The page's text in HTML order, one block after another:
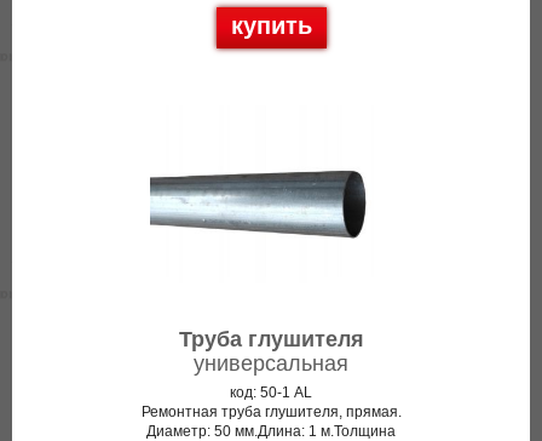
купить
Труба глушителя
универсальная
код: 50-1 AL
Ремонтная труба глушителя, прямая.
Диаметр: 50 мм.Длина: 1 м.Толщина